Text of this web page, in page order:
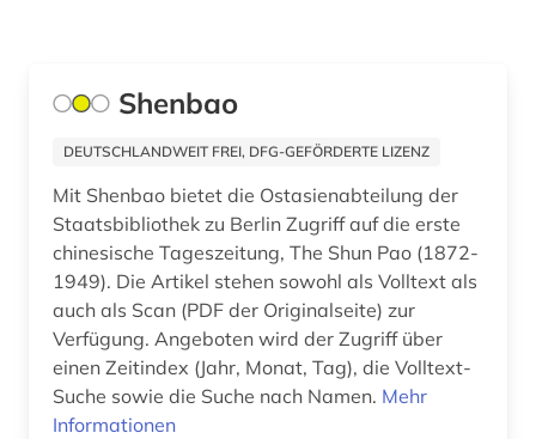
Shenbao
DEUTSCHLANDWEIT FREI, DFG-GEFÖRDERTE LIZENZ
Mit Shenbao bietet die Ostasienabteilung der
Staatsbibliothek zu Berlin Zugriff auf die erste
chinesische Tageszeitung, The Shun Pao (1872-
1949). Die Artikel stehen sowohl als Volltext als
auch als Scan (PDF der Originalseite) zur
Verfügung. Angeboten wird der Zugriff über
einen Zeitindex (Jahr, Monat, Tag), die Volltext-
Suche sowie die Suche nach Namen. Mehr
Informationen